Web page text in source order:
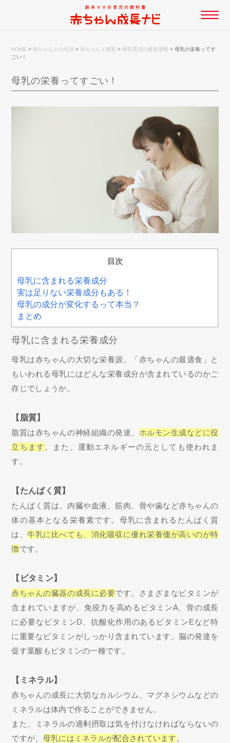
HOME > 赤ちゃんとの生活 > 赤ちゃんと授乳 >母乳育児の基本情報 >母乳の栄養ってす
ごい！
母乳の栄養ってすごい！
目次
母乳に含まれる栄養成分
実は足りない栄養成分もある！
母乳の成分が変化するって本当？
まとめ
母乳に含まれる栄養成分
母乳は赤ちゃんの大切な栄養源。「赤ちゃんの最適食」と
もいわれる母乳にはどんな栄養成分が含まれているのかご
存じでしょうか。
【脂質】
脂質は赤ちゃんの神経組織の発達、 ホルモン生成などに役
立ちます 。また、運動エネルギーの元としても使われま
す。
【たんぱく質】
たんぱく質は、内臓や血液、筋肉、骨や歯など赤ちゃんの
体の基本となる栄養素です。母乳に含まれるたんぱく質
は、牛乳に比べても、消化吸収に優れ栄養価が高いのが特
徴です。
【ビタミン】
赤ちゃんの臓器の成長に必要です。さまざまなビタミンが
含まれていますが、免疫力を高めるビタミンA、骨の成長
に必要なビタミンD、抗酸化作用のあるビタミンEなど特
に重要なビタミンがしっかり含まれています。脳の発達を
促す葉酸もビタミンの一種です。
【ミネラル】
赤ちゃんの成長に大切なカルシウム、マグネシウムなどの
ミネラルは体内で作ることができません。
また、ミネラルの過剰摂取は気を付けなければならないの
ですが、 母乳にはミネラルが配合されています 。